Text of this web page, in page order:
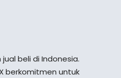
beli di Indonesia.
berkomitmen untuk